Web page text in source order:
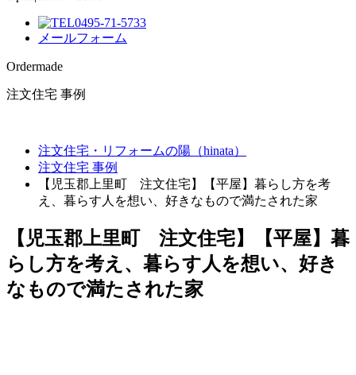
0495-71-5733
メールフォーム
Ordermade
注文住宅 事例
注文住宅・リフォームの陽（hinata）
注文住宅 事例
【児玉郡上里町 注文住宅】【平屋】暮らし方を考
え、暮らす人を想い、好きなもので満たされた家
【児玉郡上里町 注文住宅】【平屋】暮
らし方を考え、暮らす人を想い、好き
なもので満たされた家